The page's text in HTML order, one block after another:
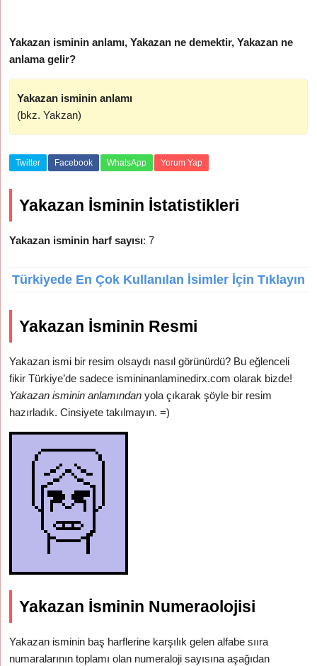
Yakazan isminin anlamı, Yakazan ne demektir, Yakazan ne
anlama gelir?
Yakazan isminin anlamı
(bkz. Yakzan)
Twitter Facebook WhatsApp Yorum Yap
Yakazan İsminin İstatistikleri
Yakazan isminin harf sayısı: 7
Türkiyede En Çok Kullanılan İsimler İçin Tıklayın
Yakazan İsminin Resmi
Yakazan ismi bir resim olsaydı nasıl görünürdü? Bu eğlenceli
fikir Türkiye’de sadece ismininanlaminedirx.com olarak bizde!
Yakazan isminin anlamından yola çıkarak şöyle bir resim
hazırladık. Cinsiyete takılmayın. =)
Yakazan İsminin Numeraolojisi
Yakazan isminin baş harflerine karşılık gelen alfabe sııra
numaralarının toplamı olan numeraloji sayısına aşağıdan